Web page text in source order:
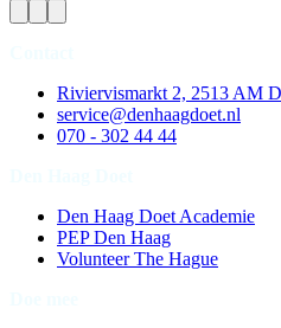
Riviervismarkt 2, 2513 AM
service@denhaagdoet.nl
070 - 302 44 44
Den Haag Doet Academie
PEP Den Haag
Volunteer The Hague